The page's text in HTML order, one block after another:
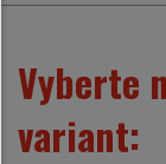
Vyberte
variant: